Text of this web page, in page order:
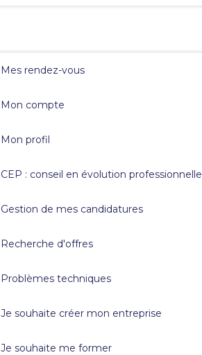
Mes rendez-vous
Mon compte
Mon profil
CEP : conseil en évolution professionnelle
Gestion de mes candidatures
Recherche d'offres
Problèmes techniques
Je souhaite créer mon entreprise
Je souhaite me former